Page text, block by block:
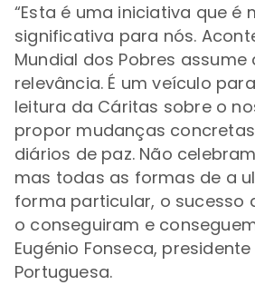
“Esta é uma iniciativa que é
significativa para nós.
Mundial dos Pobres assume
relevância. É um veículo
leitura da Cáritas sobre o
propor mudanças
diários de paz. Não
mas todas as formas de a
forma particular, o sucesso
o conseguiram e
Eugénio Fonseca,
Portuguesa.